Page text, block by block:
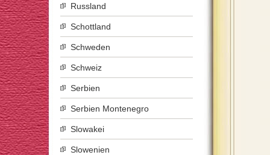
Russland
Schottland
Schweden
Schweiz
Serbien
Serbien Montenegro
Slowakei
Slowenien